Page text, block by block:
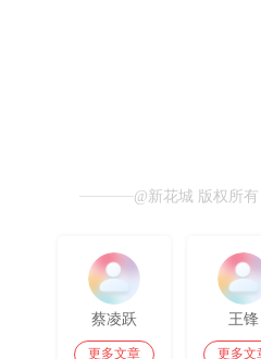
@新花城 版权所
蔡凌跃
更多文章
王锋
更多文